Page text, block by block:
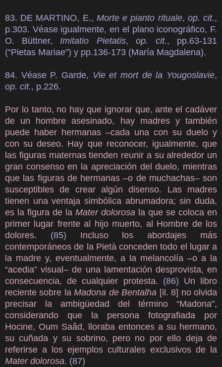
83. DE MARTINO, E., Morte e pianto rituale, op. cit.,
p.303. Véase igualmente, en el plano iconográfico, F.
O. Büttner,Imitatio Pietatis, op. cit., pp.63-131
(“Pietas Mariae”) y pp.136-173 (María Magdalena).
84. Véase P. Garde, Vie et mort de la Yougoslavie,
op. cit., p.226.
Por lo tanto, no hay que ignorar que, ante el cadáver
de un hombre asesinado, hay madres y también
puede haber hermanas –cada una con su duelo y
con su deseo. Hay que reconocer, igualmente, que
las figuras maternas tienden reunir a su alrededor un
gran consenso en la apreciación del duelo, mientras
que las figuras de hermanas –o de muchachas– son
susceptibles de crear algún disenso. Las madres
tienen una ventaja simbólica abrumadora; sin duda,
es la figura de la Mater dolorosa la que se coloca en
primer lugar frente al hijo muerto, al Hombre de los
dolores. (85) Incluso los abordajes más
contemporáneos de la Pietà conceden todo el lugar a
la madre y, eventualmente, a la melancolía –o a la
“acedia” visual– de una lamentación desprovista, en
consecuencia, de cualquier protesta. (86) Un libro
reciente sobre laMadona de Bentalha [il. 8] no olvida
precisar la ambigüedad del término “Madona”,
considerando que la persona fotografiada por
Hocine, Oum Saâd, lloraba entonces a su hermano,
su cuñada y su sobrino, pero no por ello deja de
referirse a los ejemplos culturales exclusivos de la
Mater dolorosa. (87)